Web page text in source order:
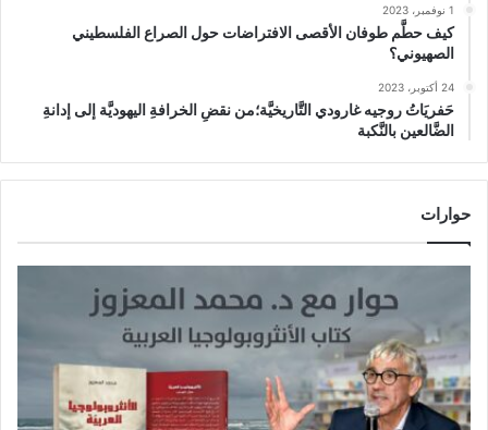
1 نوفمبر، 2023
كيف حطَّم طوفان الأقصى الافتراضات حول الصراع الفلسطيني
الصهيوني؟
24 أكتوبر، 2023
حَفريَاتُ روجيه غارودي التَّاريخيَّة؛من نقضِ الخرافةِ اليهوديَّة إلى إدانةِ
الضَّالعين بالنَّكبة
حوارات